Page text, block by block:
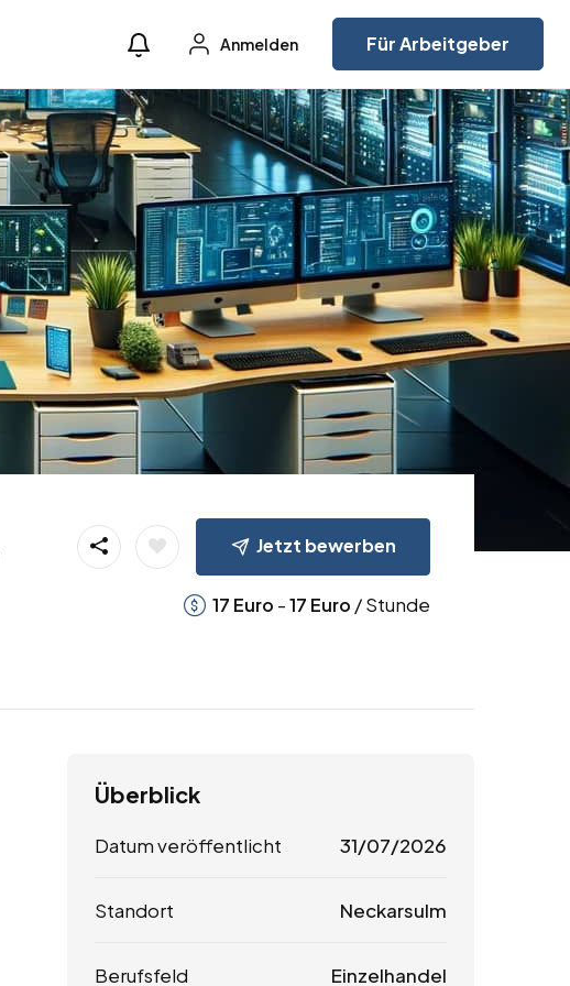
Anmelden Für Arbeitgeber
Jetzt bewerben
17 Euro -17 Euro / Stunde
Überblick
Datum veröffentlicht 31/07/2026
Standort Neckarsulm
Berufsfeld Einzelhandel